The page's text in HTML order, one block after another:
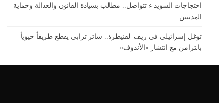
احتجاجات السويداء تتواصل.. مطالب بسيادة القانون والعدالة وحماية
المدنيين
توغل إسرائيلي في ريف القنيطرة.. ساتر ترابي يقطع طريقاً حيوياً
بالتزامن مع انتشار «الأندوف»